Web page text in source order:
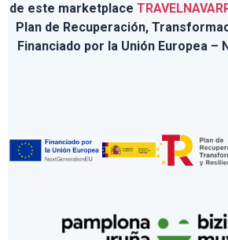
de este marketplace
Plan de Recuperación,
Financiado por la Unión Europea –